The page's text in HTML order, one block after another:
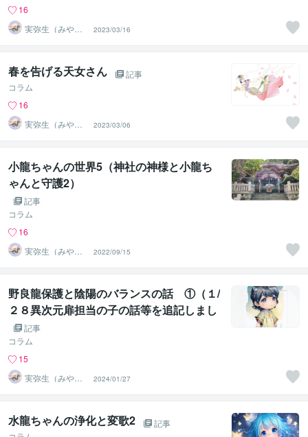
16
実弥生（みや
の）
2023/03/16
春を告げる天女さん
記事
コラム
16
実弥生（みや
の）
2023/03/06
小龍ちゃんの世界5（神社の神様と小龍ち
ゃんと守護2）
記事
コラム
16
実弥生（みや
の）
2022/09/15
野良龍保護と陰陽のバランスの話 ①（１/
２８異次元扉担当の子の話等を追記しまし
た）記事
コラム
15
実弥生（みや
の）
2024/01/27
水龍ちゃんの浄化と変歌2
記事